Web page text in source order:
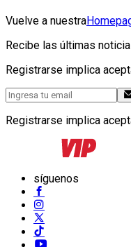
Vuelve a nuestra
Recibe las últimas
Registrarse implica
Registrarse implica
síguenos